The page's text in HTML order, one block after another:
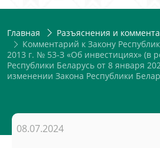
Главная
Разъяснения и
Комментарий к Закону
2013 г. № 53-З «Об инвестициях» (в
Республики Беларусь от 8 января
изменении Закона Республики
08.07.2024